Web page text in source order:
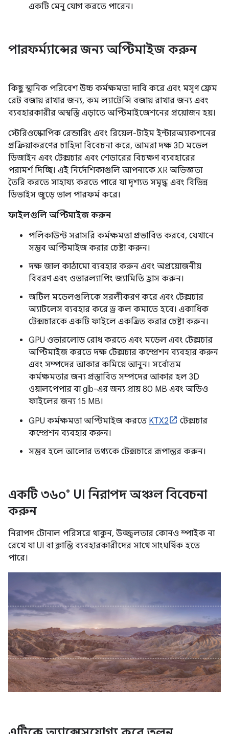
একটি মেনু যোগ করতে পারেন।
পারফর্ম্যান্সের জন্য অপ্টিমাইজ করুন
কিছু স্থানিক পরিবেশ উচ্চ কর্মক্ষমতা দাবি করে এবং মসৃণ ফ্রেম
রেট বজায় রাখার জন্য, কম ল্যাটেন্সি বজায় রাখার জন্য এবং
ব্যবহারকারীর অস্বস্তি এড়াতে অপ্টিমাইজেশনের প্রয়োজন হয়।
স্টেরিওস্কোপিক রেন্ডারিং এবং রিয়েল-টাইম ইন্টারঅ্যাকশনের
প্রক্রিয়াকরণের চাহিদা বিবেচনা করে, আমরা দক্ষ 3D মডেল
ডিজাইন এবং টেক্সচার এবং শেডারের বিচক্ষণ ব্যবহারের
পরামর্শ দিচ্ছি। এই নির্দেশিকাগুলি আপনাকে XR অভিজ্ঞতা
তৈরি করতে সাহায্য করতে পারে যা দৃশ্যত সমৃদ্ধ এবং বিভিন্ন
ডিভাইস জুড়ে ভাল পারফর্ম করে।
ফাইলগুলি অপ্টিমাইজ করুন
পলিকাউন্ট সরাসরি কর্মক্ষমতা প্রভাবিত করবে, যেখানে
সম্ভব অপ্টিমাইজ করার চেষ্টা করুন।
দক্ষ জাল কাঠামো ব্যবহার করুন এবং অপ্রয়োজনীয়
বিবরণ এবং ওভারল্যাপিং জ্যামিতি হ্রাস করুন।
জটিল মডেলগুলিকে সরলীকরণ করে এবং টেক্সচার
অ্যাটলেস ব্যবহার করে ড্র কল কমাতে হবে। একাধিক
টেক্সচারকে একটি ফাইলে একত্রিত করার চেষ্টা করুন।
GPU ওভারলোড রোধ করতে এবং মডেল এবং টেক্সচার
অপ্টিমাইজ করতে দক্ষ টেক্সচার কম্প্রেশন ব্যবহার করুন
এবং সম্পদের আকার কমিয়ে আনুন। সর্বোত্তম
কর্মক্ষমতার জন্য প্রস্তাবিত সম্পদের আকার হল 3D
ওয়ালপেপার বা glb-এর জন্য প্রায় 80 MB এবং অডিও
ফাইলের জন্য 15 MB।
GPU কর্মক্ষমতা অপ্টিমাইজ করতে KTX2
টেক্সচার
কম্প্রেশন ব্যবহার করুন।
সম্ভব হলে আলোর তথ্যকে টেক্সচারে রূপান্তর করুন।
একটি ৩৬০° UI নিরাপদ অঞ্চল বিবেচনা
করুন
নিরাপদ টোনাল পরিসরে থাকুন, উজ্জ্বলতার কোনও স্পাইক না
রেখে যা UI বা ক্লান্তি ব্যবহারকারীদের সাথে সাংঘর্ষিক হতে
পারে।